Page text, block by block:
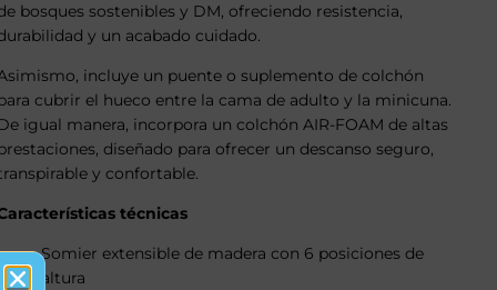
bosques sostenibles y DM, ofreciendo resistencia,
y un acabado cuidado.
incluye un puente o suplemento de colchón
cubrir el hueco entre la cama de adulto y la minicuna.
igual manera, incorpora un colchón AIR-FOAM de altas
diseñado para ofrecer un descanso seguro,
y confortable.
técnicas
Somier extensible de madera con 6 posiciones de
altura